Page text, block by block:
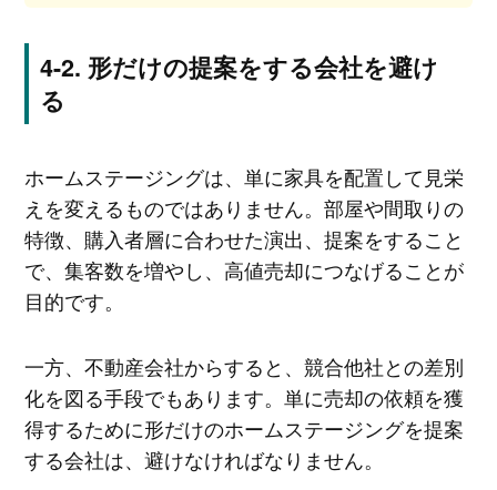
形だけの提案をする会社を避け
る
ホームステージングは、単に家具を配置して見栄
えを変えるものではありません。部屋や間取りの
特徴、購入者層に合わせた演出、提案をすること
で、集客数を増やし、高値売却につなげることが
目的です。
一方、不動産会社からすると、競合他社との差別
化を図る手段でもあります。単に売却の依頼を獲
得するために形だけのホームステージングを提案
する会社は、避けなければなりません。